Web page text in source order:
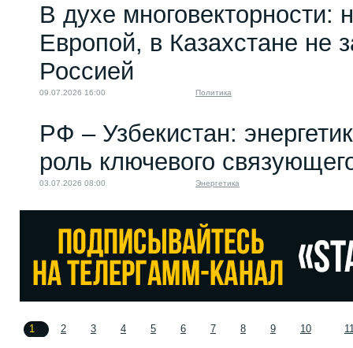
В духе многовекторности:
Европой, в Казахстане не
Россией
09.07.2026 16:00 Политика
РФ – Узбекистан:
роль ключевого
03.07.2026 08:00 Энергетика
1 2 3 4 5 6 7 8 9 10